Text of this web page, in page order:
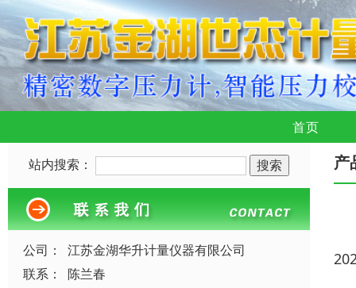
首页
站内搜索：
公司：
江苏金湖华升计量仪器有限公司
联系：
陈兰春
产